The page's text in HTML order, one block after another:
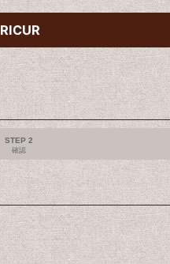
RICUR
STEP 2
確認